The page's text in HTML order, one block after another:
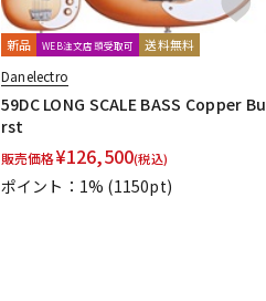
新品 WEB注文店頭受取可 送料無料
Danelectro
59DC LONG SCALE BASS Copper Bu
rst
販売価格¥126,500(税込)
ポイント：1% (1150pt)